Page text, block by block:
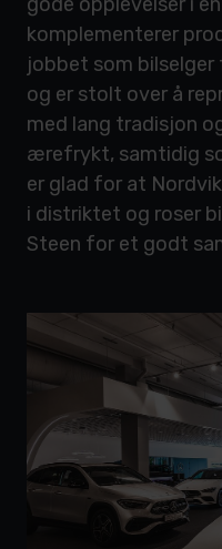
komplementerer
jobbet som bilselger
og er stolt over å
med lang tradisjon
ærefrykt, samtidig
er glad for at
i distriktet og roser
Steen for et godt